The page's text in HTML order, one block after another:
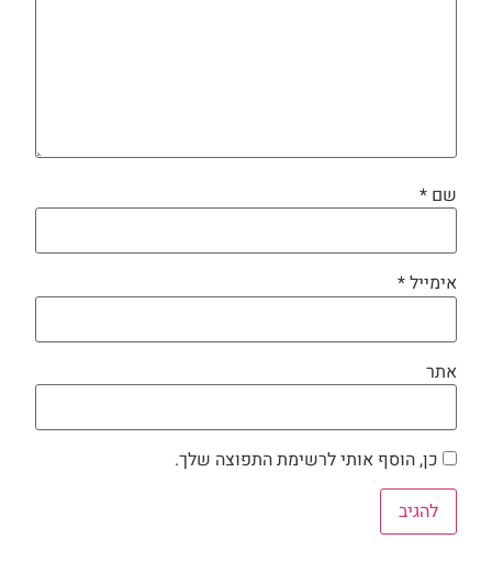
שם *
אימייל*
אתר
כן, הוסף אותי לרשימת התפוצה שלך.